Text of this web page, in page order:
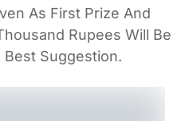
As First Prize And
Rupees Will Be
Best Suggestion.